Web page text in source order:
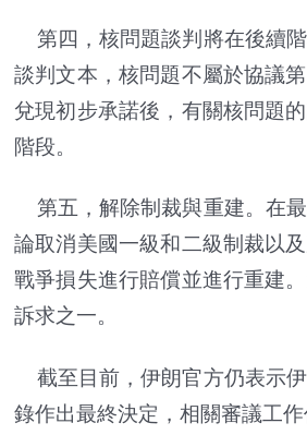
第四，核問題談判將在後續
談判文本，核問題不屬於協議
兌現初步承諾後，有關核問題
階段。
第五，解除制裁與重建。在
論取消美國一級和二級制裁以
戰爭損失進行賠償並進行重建
訴求之一。
截至目前，伊朗官方仍表示
錄作出最終決定，相關審議工作